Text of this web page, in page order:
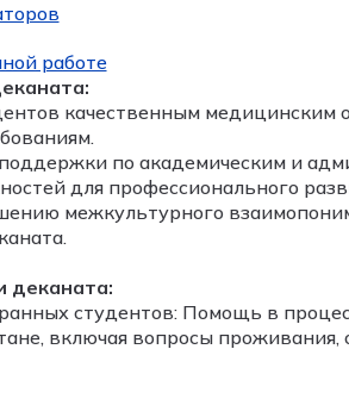
работе
качественным
по академическим и
для профессионального
межкультурного
деканата:
студентов: Помощь в
включая вопросы проживания,